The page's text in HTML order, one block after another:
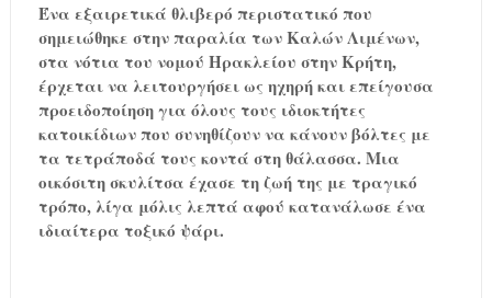
Ένα εξαιρετικά θλιβερό περιστατικό που
σημειώθηκε στην παραλία των Καλών Λιμένων,
στα νότια του νομού Ηρακλείου στην Κρήτη,
έρχεται να λειτουργήσει ως ηχηρή και επείγουσα
προειδοποίηση για όλους τους ιδιοκτήτες
κατοικίδιων που συνηθίζουν να κάνουν βόλτες με
τα τετράποδά τους κοντά στη θάλασσα. Μια
οικόσιτη σκυλίτσα έχασε τη ζωή της με τραγικό
τρόπο, λίγα μόλις λεπτά αφού κατανάλωσε ένα
ιδιαίτερα τοξικό ψάρι.